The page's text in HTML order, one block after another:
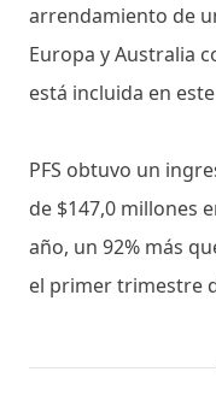
arrendamiento de
Europa y Australia
está incluida en
PFS obtuvo un
de $147,0 millones
año, un 92% más
el primer trimestre